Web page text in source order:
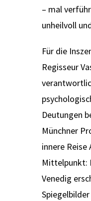
– mal
unheilvoll
Für die
Regisseur
Deutungen
Münchner
innere Reise
Mittelpunkt:
Venedig